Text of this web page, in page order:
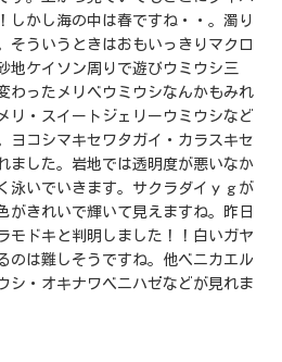
しかし海の中は春ですね・・。濁り
そういうときはおもいっきりマクロ
地ケイソン周りで遊びウミウシ三
わったメリベウミウシなんかもみれ
リ・スイートジェリーウミウシなど
ヨコシマキセワタガイ・カラスキセ
ました。岩地では透明度が悪いなか
泳いでいきます。サクラダイｙｇが
がきれいで輝いて見えますね。昨日
モドキと判明しました！！白いガヤ
のは難しそうですね。他ベニカエル
シ・オキナワベニハゼなどが見れま